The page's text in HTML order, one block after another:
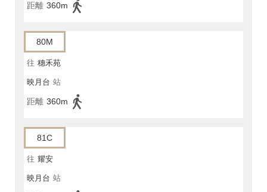
距離 360m
80M
往 穗禾苑
映月台 站
距離 360m
81C
往 耀安
映月台 站